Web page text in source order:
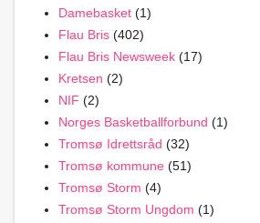
Damebasket (1)
Flau Bris (402)
Flau Bris Newsweek (17)
Kretsen (2)
NIF (2)
Norges Basketballforbund (1)
Tromsø Idrettsråd (32)
Tromsø kommune (51)
Tromsø Storm (4)
Tromsø Storm Ungdom (1)